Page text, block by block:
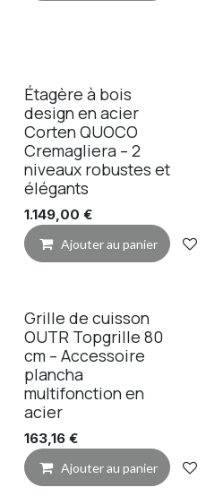
Étagère à bois
design en acier
Corten QUOCO
Cremagliera – 2
niveaux robustes et
élégants
1.149,00 €
Ajouter au panier
Grille de cuisson
OUTR Topgrille 80
cm – Accessoire
plancha
multifonction en
acier
163,16 €
Ajouter au panier